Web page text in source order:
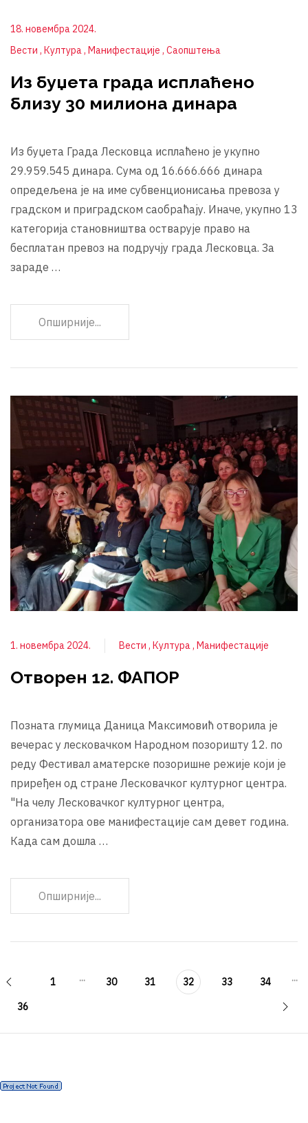
18. новембра 2024.
Вести Култура Манифестације Саопштења
Из буџета града исплаћено
близу 30 милиона динара
Из буџета Града Лесковца исплаћено је укупно
29.959.545 динара. Сума од 16.666.666 динара
опредељена је на име субвенционисања превоза у
градском и приградском саобраћају. Иначе, укупно 13
категорија становништва остварује право на
бесплатан превоз на подручју града Лесковца. За
зараде …
Опширније...
1. новембра 2024. Вести Култура Манифестације
Отворен 12. ФАПОР
Позната глумица Даница Максимовић отворила је
вечерас у лесковачком Народном позоришту 12. по
реду Фестивал аматерске позоришне режије који је
приређен од стране Лесковачког културног центра.
"На челу Лесковачког културног центра,
организатора ове манифестације сам девет година.
Када сам дошла …
Опширније...
1 ... 30 31 32 33 34 ...
36